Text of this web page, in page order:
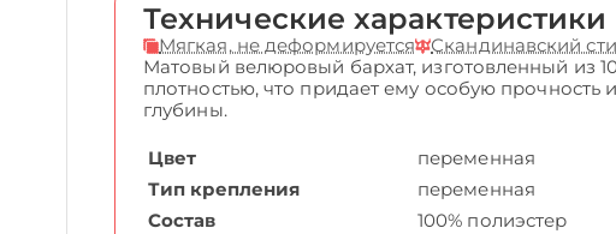
Технические характеристики
Мягкая, не деформируется Скандинавский
Матовый велюровый бархат, изготовленный из
плотностью, что придает ему особую
глубины.
Цвет
переменная
Тип крепления
переменная
Состав
100% полиэстер